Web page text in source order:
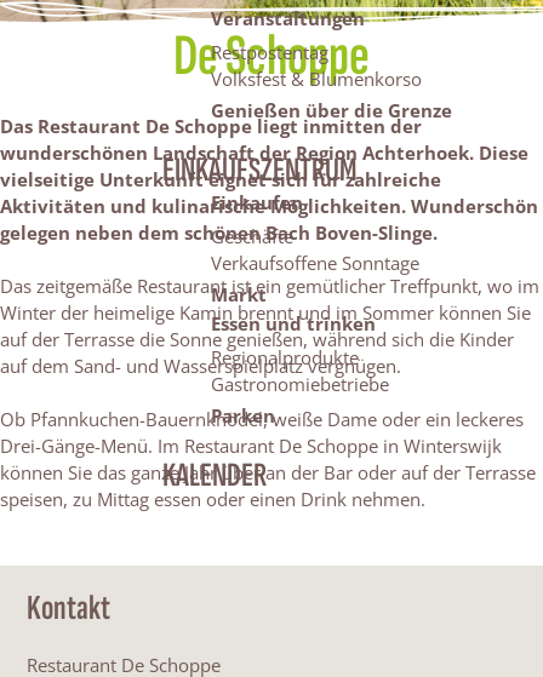
Veranstaltungen
Restpostentag
Volksfest & Blumenkorso
Genießen über die Grenze
EINKAUFSZENTRUM
Einkaufen
Geschäfte
Verkaufsoffene Sonntage
Markt
Essen und trinken
Regionalprodukte
Gastronomiebetriebe
Parken
KALENDER
De Schoppe
Das Restaurant De Schoppe liegt inmitten der
wunderschönen Landschaft der Region Achterhoek. Diese
vielseitige Unterkunft eignet sich für zahlreiche
Aktivitäten und kulinarische Möglichkeiten. Wunderschön
gelegen neben dem schönen Bach Boven-Slinge.
Das zeitgemäße Restaurant ist ein gemütlicher Treffpunkt, wo im
Winter der heimelige Kamin brennt und im Sommer können Sie
auf der Terrasse die Sonne genießen, während sich die Kinder
auf dem Sand- und Wasserspielplatz vergnügen.
Ob Pfannkuchen-Bauernknödel, weiße Dame oder ein leckeres
Drei-Gänge-Menü. Im Restaurant De Schoppe in Winterswijk
können Sie das ganze Jahr über an der Bar oder auf der Terrasse
speisen, zu Mittag essen oder einen Drink nehmen.
Kontakt
Restaurant De Schoppe